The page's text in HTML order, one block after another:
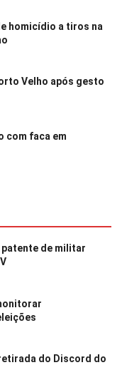
homicídio a tiros na
Velho após gesto
com faca em
de militar
do Discord do